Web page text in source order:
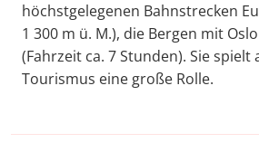
höchstgelegenen Bahnstrecken
1 300 m ü. M.), die Bergen mit
(Fahrzeit ca. 7 Stunden). Sie spielt
Tourismus eine große Rolle.